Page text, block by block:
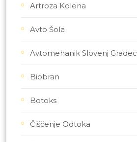
Artroza Kolena
Avto Šola
Avtomehanik Slovenj Gradec
Biobran
Botoks
Čiščenje Odtoka